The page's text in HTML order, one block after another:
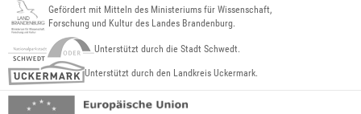
Gefördert mit Mitteln des Ministeriums für Wissenschaft,
Forschung und Kultur des Landes Brandenburg.
Unterstützt durch die Stadt Schwedt.
Unterstützt durch den Landkreis Uckermark.